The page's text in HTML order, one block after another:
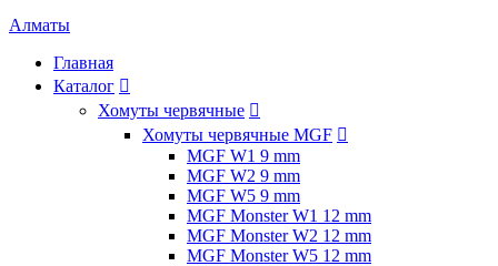
Алматы
Главная
Каталог 
Хомуты червячные 
Хомуты червячные MGF 
MGF W1 9 mm
MGF W2 9 mm
MGF W5 9 mm
MGF Monster W1 12 mm
MGF Monster W2 12 mm
MGF Monster W5 12 mm